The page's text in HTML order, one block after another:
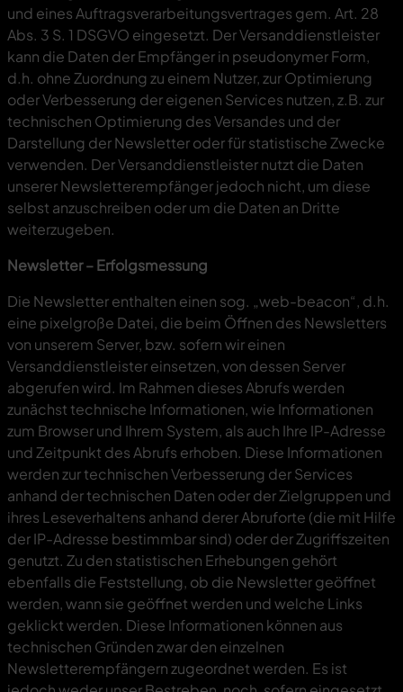
und eines Auftragsverarbeitungsvertrages gem. Art. 28
Abs. 3 S. 1 DSGVO eingesetzt. Der Versanddienstleister
kann die Daten der Empfänger in pseudonymer Form,
d.h. ohne Zuordnung zu einem Nutzer, zur Optimierung
oder Verbesserung der eigenen Services nutzen, z.B. zur
technischen Optimierung des Versandes und der
Darstellung der Newsletter oder für statistische Zwecke
verwenden. Der Versanddienstleister nutzt die Daten
unserer Newsletterempfänger jedoch nicht, um diese
selbst anzuschreiben oder um die Daten an Dritte
weiterzugeben.
Newsletter – Erfolgsmessung
Die Newsletter enthalten einen sog. „web-beacon“, d.h.
eine pixelgroße Datei, die beim Öffnen des Newsletters
von unserem Server, bzw. sofern wir einen
Versanddienstleister einsetzen, von dessen Server
abgerufen wird. Im Rahmen dieses Abrufs werden
zunächst technische Informationen, wie Informationen
zum Browser und Ihrem System, als auch Ihre IP-Adresse
und Zeitpunkt des Abrufs erhoben. Diese Informationen
werden zur technischen Verbesserung der Services
anhand der technischen Daten oder der Zielgruppen und
ihres Leseverhaltens anhand derer Abruforte (die mit Hilfe
der IP-Adresse bestimmbar sind) oder der Zugriffszeiten
genutzt. Zu den statistischen Erhebungen gehört
ebenfalls die Feststellung, ob die Newsletter geöffnet
werden, wann sie geöffnet werden und welche Links
geklickt werden. Diese Informationen können aus
technischen Gründen zwar den einzelnen
Newsletterempfängern zugeordnet werden. Es ist